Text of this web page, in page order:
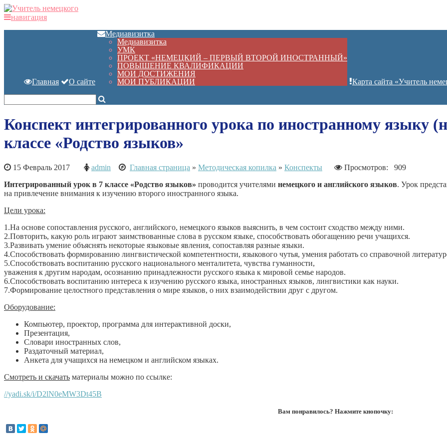
навигация
Главная О сайте
Медиавизитка
Медиавизитка
УМК
ПРОЕКТ «НЕМЕЦКИЙ – ПЕРВЫЙ ВТОРОЙ ИНОСТРАННЫЙ»
ПОВЫШЕНИЕ КВАЛИФИКАЦИИ
МОИ ДОСТИЖЕНИЯ
МОИ ПУБЛИКАЦИИ
Карта сайта «Учитель
Конспект интегрированного урока по иностранному языку
классе «Родство языков»
15 Февраль 2017 admin Главная страница » Методическая копилка » Конспекты
Просмотров: 909
Интегрированный урок в 7 классе «Родство языков» проводится учителями немецкого и английского языков. Урок
на привлечение внимания к изучению второго иностранного языка.
Цели урока:
1.На основе сопоставления русского, английского, немецкого языков выяснить, в чем состоит сходство между ними.
2.Повторить, какую роль играют заимствованные слова в русском языке, способствовать обогащению речи учащихся.
3.Развивать умение объяснять некоторые языковые явления, сопоставляя разные языки.
4.Способствовать формированию лингвистической компетентности, языкового чутья, умения работать со справочной
5.Способствовать воспитанию русского национального менталитета, чувства гуманности,
уважения к другим народам, осознанию принадлежности русского языка к мировой семье народов.
6.Способствовать воспитанию интереса к изучению русского языка, иностранных языков, лингвистики как науки.
7.Формирование целостного представления о мире языков, о них взаимодействии друг с другом.
Оборудование:
Компьютер, проектор, программа для интерактивной доски,
Презентация,
Словари иностранных слов,
Раздаточный материал,
Анкета для учащихся на немецком и английском языках.
Смотреть и скачать материалы можно по ссылке:
//yadi.sk/i/D2lN0eMW3Dt45B
Вам понравилось? Нажмите кнопочку: